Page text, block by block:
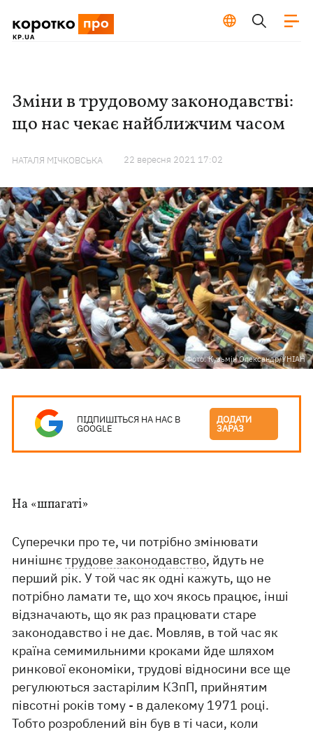
Зміни в трудовому законодавстві:
що нас чекає найближчим часом
НАТАЛЯ МІЧКОВСЬКА 22 вересня 2021 17:02
Фото: Кузьмін Олександр/УНІАН
ПІДПИШІТЬСЯ НА НАС В
GOOGLE
ДОДАТИ
ЗАРАЗ
На «шпагаті»
Суперечки про те, чи потрібно змінювати
нинішнєтрудове законодавство, йдуть не
перший рік. У той час як одні кажуть, що не
потрібно ламати те, що хоч якось працює, інші
відзначають, що як раз працювати старе
законодавство і не дає. Мовляв, в той час як
країна семимильними кроками йде шляхом
ринкової економіки, трудові відносини все ще
регулюються застарілим КЗпП, прийнятим
півсотні років тому - в далекому 1971 році.
Тобто розроблений він був в ті часи, коли